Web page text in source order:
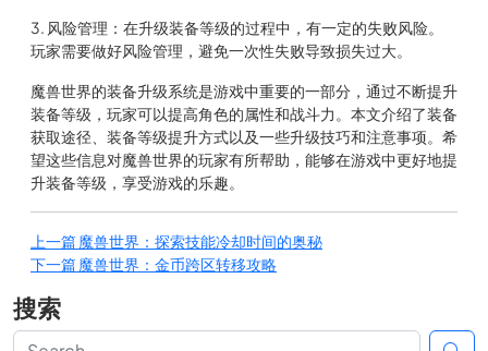
3. 风险管理：在升级装备等级的过程中，有一定的失败风险。
玩家需要做好风险管理，避免一次性失败导致损失过大。
魔兽世界的装备升级系统是游戏中重要的一部分，通过不断提升
装备等级，玩家可以提高角色的属性和战斗力。本文介绍了装备
获取途径、装备等级提升方式以及一些升级技巧和注意事项。希
望这些信息对魔兽世界的玩家有所帮助，能够在游戏中更好地提
升装备等级，享受游戏的乐趣。
上一篇魔兽世界：探索技能冷却时间的奥秘
下一篇魔兽世界：金币跨区转移攻略
搜索